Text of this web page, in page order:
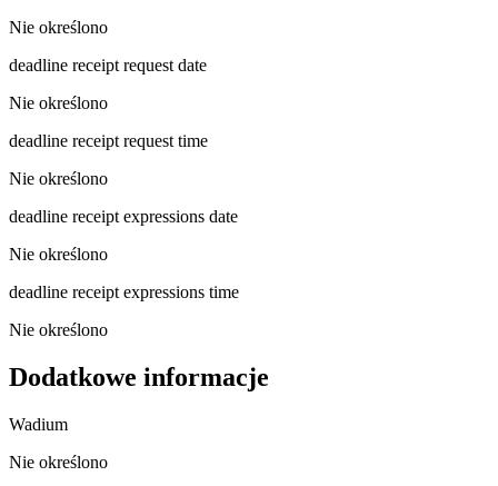
Nie określono
deadline receipt request date
Nie określono
deadline receipt request time
Nie określono
deadline receipt expressions date
Nie określono
deadline receipt expressions time
Nie określono
Dodatkowe informacje
Wadium
Nie określono